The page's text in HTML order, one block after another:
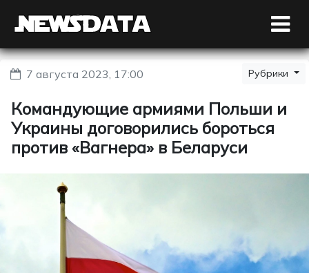
7 августа 2023, 17:00 Рубрики
Командующие армиями Польши и
Украины договорились бороться
против «Вагнера» в Беларуси